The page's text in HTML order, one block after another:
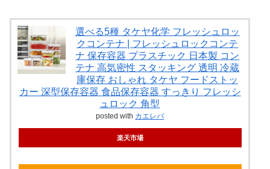
選べる5種 タケヤ化学 フレッシュロッ
クコンテナ | フレッシュロックコンテ
ナ 保存容器 プラスチック 日本製 コン
テナ 高気密性 スタッキング 透明 冷蔵
庫保存 おしゃれ タケヤ フードストッ
カー 深型保存容器 食品保存容器 すっきり フレッシ
ュロック 角型
posted with カエレバ
楽天市場